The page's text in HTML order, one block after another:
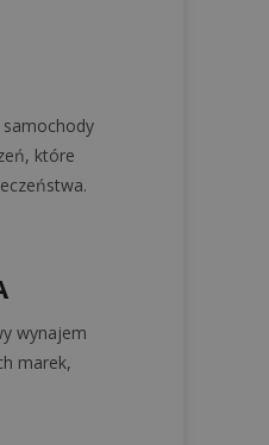
które
wynajem
marek,